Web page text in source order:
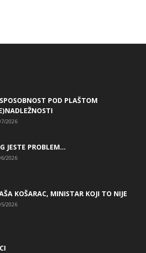
POD PLAŠTOM
2026
JESTE PROBLEM…
2026
KOŠARAC, MINISTAR KOJI TO NIJE
2026